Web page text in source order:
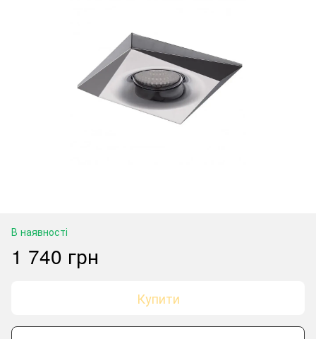
В наявності
1 740 грн
Купити